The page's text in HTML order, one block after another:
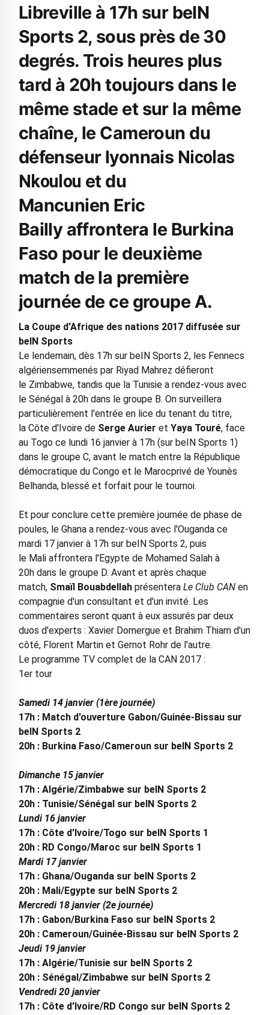
Libreville à 17h sur beIN
Sports 2, sous près de 30
degrés. Trois heures plus
tard à 20h toujours dans le
même stade et sur la même
chaîne, le Cameroun du
défenseur lyonnais Nicolas
Nkoulou et du
Mancunien Eric
Bailly affrontera le Burkina
Faso pour le deuxième
match de la première
journée de ce groupe A.
La Coupe d'Afrique des nations 2017 diffusée sur
beIN Sports
Le lendemain, dès 17h sur beIN Sports 2, les Fennecs
algériensemmenés par Riyad Mahrez défieront
le Zimbabwe, tandis que la Tunisie a rendez-vous avec
le Sénégal à 20h dans le groupe B. On surveillera
particulièrement l'entrée en lice du tenant du titre,
la Côte d'Ivoire de Serge Aurier et Yaya Touré, face
au Togo ce lundi 16 janvier à 17h (sur beIN Sports 1)
dans le groupe C, avant le match entre la République
démocratique du Congo et le Marocprivé de Younès
Belhanda, blessé et forfait pour le tournoi.
Et pour conclure cette première journée de phase de
poules, le Ghana a rendez-vous avec l'Ouganda ce
mardi 17 janvier à 17h sur beIN Sports 2, puis
le Mali affrontera l'Egypte de Mohamed Salah à
20h dans le groupe D. Avant et après chaque
match, Smaïl Bouabdellahprésentera Le Club CANen
compagnie d'un consultant et d'un invité. Les
commentaires seront quant à eux assurés par deux
duos d'experts : Xavier Domergue et Brahim Thiam d'un
côté, Florent Martin et Gernot Rohr de l'autre.
Le programme TV complet de la CAN 2017 :
1er tour
Samedi 14 janvier (1ère journée)
17h : Match d'ouverture Gabon/Guinée-Bissau sur
beIN Sports 2
20h : Burkina Faso/Cameroun sur beIN Sports 2
Dimanche 15 janvier
17h : Algérie/Zimbabwe sur beIN Sports 2
20h : Tunisie/Sénégal sur beIN Sports 2
Lundi 16 janvier
17h : Côte d'Ivoire/Togo sur beIN Sports 1
20h : RD Congo/Maroc sur beIN Sports 1
Mardi 17 janvier
17h : Ghana/Ouganda sur beIN Sports 2
20h : Mali/Egypte sur beIN Sports 2
Mercredi 18 janvier (2e journée)
17h : Gabon/Burkina Faso sur beIN Sports 2
20h : Cameroun/Guinée-Bissau sur beIN Sports 2
Jeudi 19 janvier
17h : Algérie/Tunisie sur beIN Sports 2
20h : Sénégal/Zimbabwe sur beIN Sports 2
Vendredi 20 janvier
17h : Côte d'Ivoire/RD Congo sur beIN Sports 2